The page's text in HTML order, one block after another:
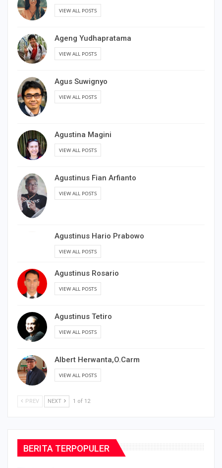
VIEW ALL POSTS
Ageng Yudhapratama
VIEW ALL POSTS
Agus Suwignyo
VIEW ALL POSTS
Agustina Magini
VIEW ALL POSTS
Agustinus Fian Arfianto
VIEW ALL POSTS
Agustinus Hario Prabowo
VIEW ALL POSTS
Agustinus Rosario
VIEW ALL POSTS
Agustinus Tetiro
VIEW ALL POSTS
Albert Herwanta,O.Carm
VIEW ALL POSTS
PREV NEXT 1 of 12
BERITA TERPOPULER